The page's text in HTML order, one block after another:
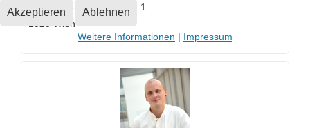
Johannes-von-Gott-Platz 1
1020 Wien
Akzeptieren Ablehnen
Weitere Informationen | Impressum